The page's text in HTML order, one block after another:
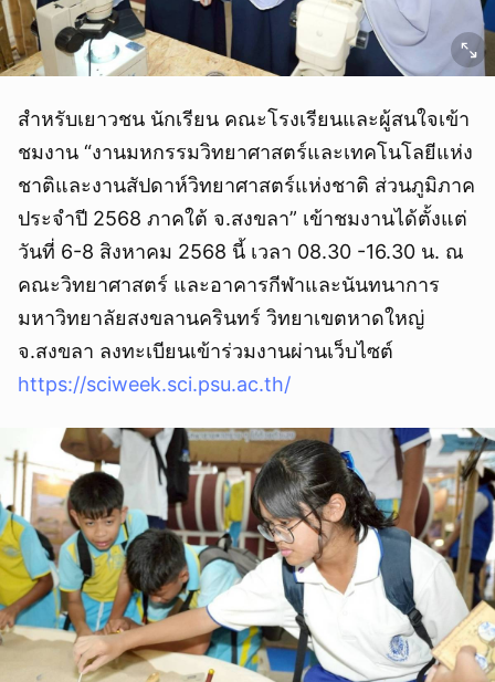
สำหรับเยาวชน นักเรียน คณะโรงเรียนและผู้สนใจเข้า
ชมงาน “งานมหกรรมวิทยาศาสตร์และเทคโนโลยีแห่ง
ชาติและงานสัปดาห์วิทยาศาสตร์แห่งชาติ ส่วนภูมิภาค
ประจำปี 2568 ภาคใต้ จ.สงขลา” เข้าชมงานได้ตั้งแต่
วันที่ 6-8 สิงหาคม 2568 นี้ เวลา 08.30 -16.30 น. ณ
คณะวิทยาศาสตร์ และอาคารกีฬาและนันทนาการ
มหาวิทยาลัยสงขลานครินทร์ วิทยาเขตหาดใหญ่
จ.สงขลา ลงทะเบียนเข้าร่วมงานผ่านเว็บไซต์
https://sciweek.sci.psu.ac.th/